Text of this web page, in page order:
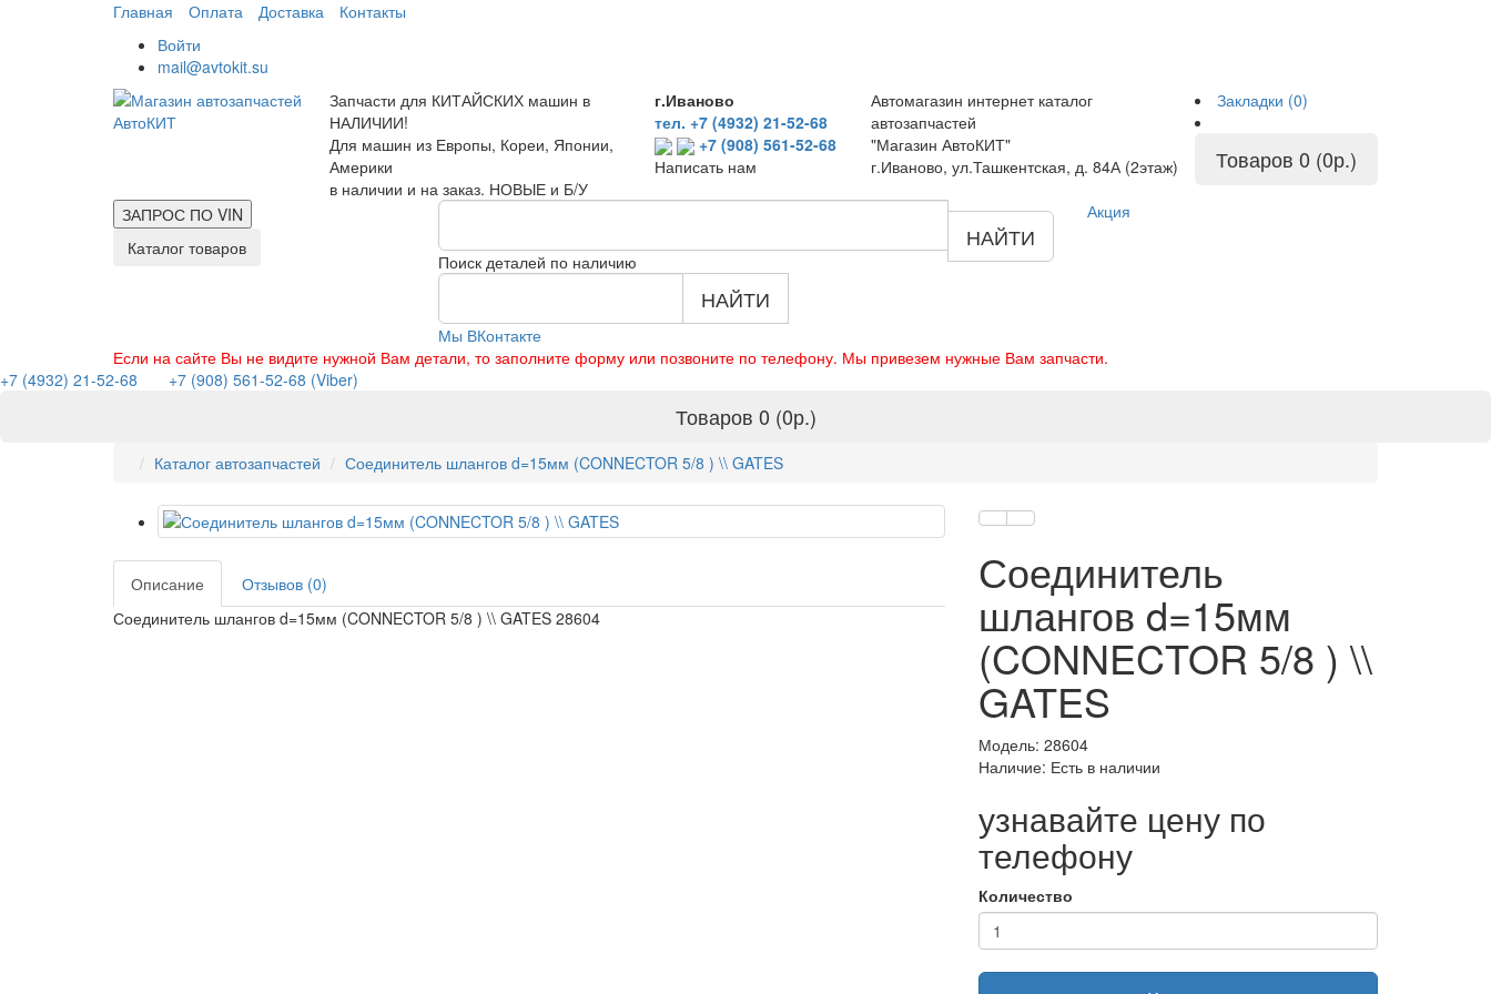
Главная Оплата Доставка
Контакты
Войти
mail@avtokit.su
Запчасти для КИТАЙСКИХ машин в
НАЛИЧИИ!
Для машин из Европы, Кореи, Японии,
Америки
в наличии и на заказ. НОВЫЕ и Б/У
г.Иваново
тел. +7 (4932) 21-52-68
+7 (908) 561-52-68
Написать нам
Автомагазин интернет каталог
автозапчастей
"Магазин АвтоКИТ"
г.Иваново, ул.Ташкентская, д. 84А (2этаж)
Закладки (0)
Товаров 0 (0р.)
ЗАПРОС ПО VIN
Каталог товаров
Поиск деталей по наличию
НАЙТИ
НАЙТИ
Мы ВКонтакте
Акция
Если на сайте Вы не видите нужной Вам детали, то заполните форму или позвоните по телефону. Мы привезем нужные Вам запчасти.
+7 (4932) 21-52-68
+7 (908) 561-52-68 (Viber)
Товаров 0 (0р.)
Каталог автозапчастей Соединитель шлангов d=15мм (CONNECTOR 5/8 ) \\ GATES
Описание
Отзывов (0)
Соединитель шлангов d=15мм (CONNECTOR 5/8 ) \\ GATES 28604
Соединитель
шлангов d=15мм
(CONNECTOR 5/8 ) \\
GATES
Модель: 28604
Наличие: Есть в наличии
узнавайте цену по
телефону
Количество